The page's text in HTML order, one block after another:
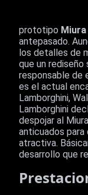
prototipo
antepasado.
los detalles de
que un
responsable de
es el actual
Lamborghini,
Lamborghini
despojar al
anticuados para
atractiva.
desarrollo que